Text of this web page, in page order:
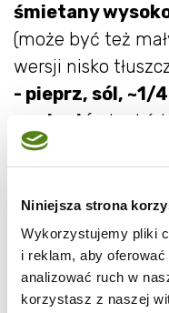
Niniejsza strona
Wykorzystujemy pliki
i reklam, aby
analizować ruch w
korzystasz z naszej
śmietany
(może być też
wersji nisko
- pieprz, sól, ~1/
postaci (sok,
pomagają w
kurczaka
stosować w
Jeśli chodzi o